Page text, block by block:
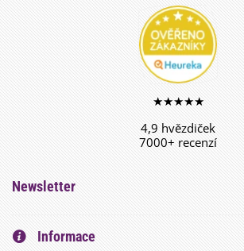
★★★★★
4,9 hvězdiček
7000+ recenzí
Newsletter
Informace